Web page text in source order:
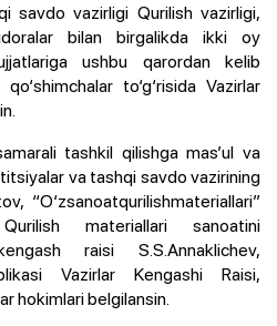
savdo vazirligi Qurilish vazirligi,
bilan birgalikda ikki oy
ushbu qarordan kelib
to‘g‘risida Vazirlar
tashkil qilishga mas’ul va
va tashqi savdo vazirining
“O‘zsanoatqurilishmateriallari”
materiallari sanoatini
raisi S.S.Annaklichev,
Vazirlar Kengashi Raisi,
hokimlari belgilansin.